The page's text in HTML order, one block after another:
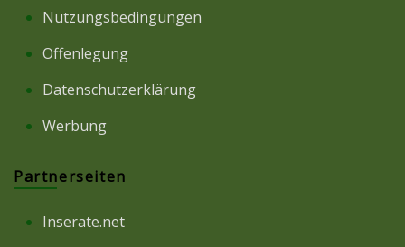
Nutzungsbedingungen
Offenlegung
Datenschutzerklärung
Werbung
Partnerseiten
Inserate.net